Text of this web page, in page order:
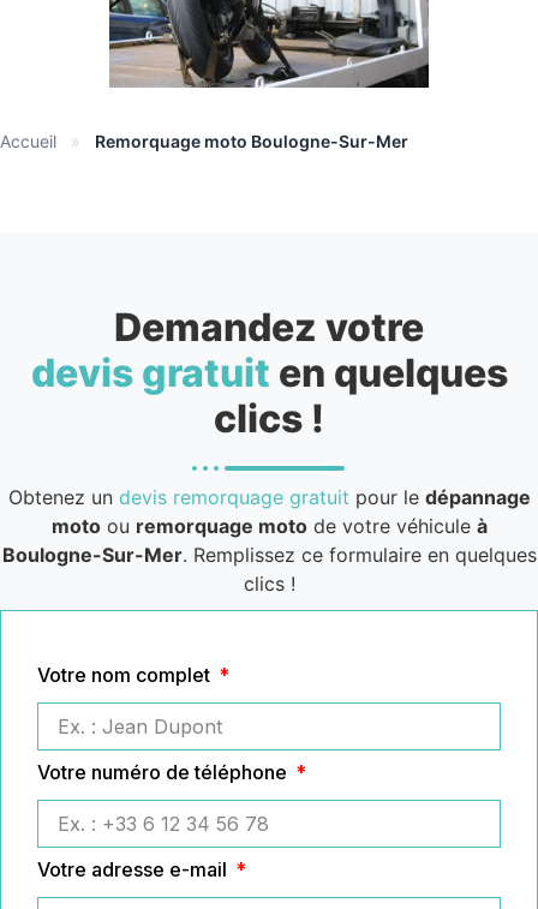
Accueil » Remorquage moto Boulogne-Sur-Mer
Demandez votre
devis gratuit en quelques
clics !
Obtenez un devis remorquage gratuit pour le dépannage
motoou remorquage motode votre véhicule à
Boulogne-Sur-Mer. Remplissez ce formulaire en quelques
clics !
Votre nom complet
Votre numéro de téléphone
Votre adresse e-mail